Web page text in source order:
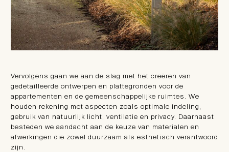
Vervolgens gaan we aan de slag met het creëren van
gedetailleerde ontwerpen en plattegronden voor de
appartementen en de gemeenschappelijke ruimtes. We
houden rekening met aspecten zoals optimale indeling,
gebruik van natuurlijk licht, ventilatie en privacy. Daarnaast
besteden we aandacht aan de keuze van materialen en
afwerkingen die zowel duurzaam als esthetisch verantwoord
zijn.